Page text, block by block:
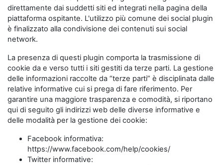
direttamente dai suddetti siti ed integrati nella pagina della
piattaforma ospitante. L'utilizzo più comune dei social plugin
è finalizzato alla condivisione dei contenuti sui social
network.
La presenza di questi plugin comporta la trasmissione di
cookie da e verso tutti i siti gestiti da terze parti. La gestione
delle informazioni raccolte da “terze parti” è disciplinata dalle
relative informative cui si prega di fare riferimento. Per
garantire una maggiore trasparenza e comodità, si riportano
qui di seguito gli indirizzi web delle diverse informative e
delle modalità per la gestione dei cookie:
Facebook informativa:
https://www.facebook.com/help/cookies/
Twitter informative: